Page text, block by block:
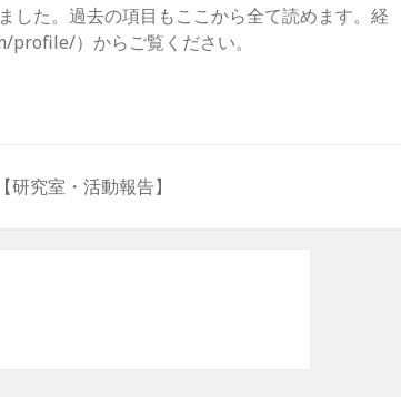
た。過去の項目もここから全て読めます。経
）からご覧ください。
【研究室・活動報告】